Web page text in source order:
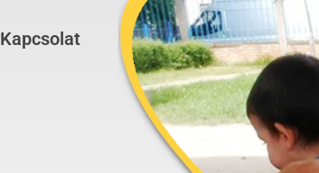
Kapcsolat